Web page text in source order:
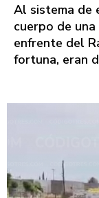
Al sistema de
cuerpo de
enfrente del
fortuna, eran